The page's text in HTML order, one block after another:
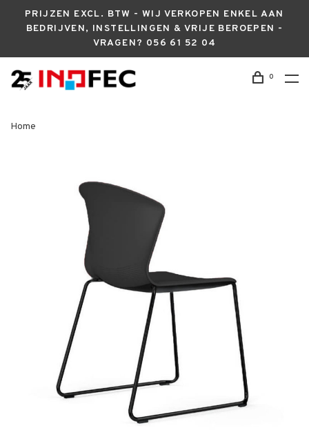
PRIJZEN EXCL. BTW - WIJ VERKOPEN ENKEL AAN
BEDRIJVEN, INSTELLINGEN & VRIJE BEROEPEN -
VRAGEN? 056 61 52 04
0
Home